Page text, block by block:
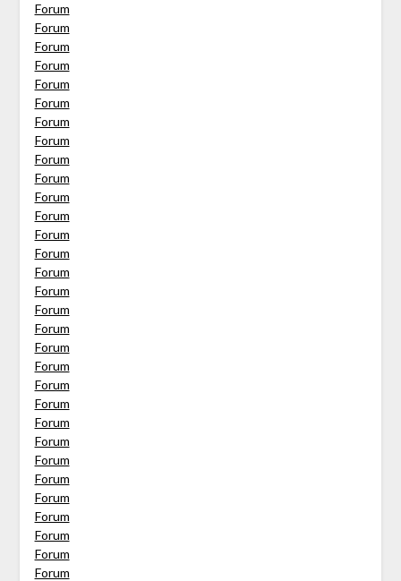
Forum
Forum
Forum
Forum
Forum
Forum
Forum
Forum
Forum
Forum
Forum
Forum
Forum
Forum
Forum
Forum
Forum
Forum
Forum
Forum
Forum
Forum
Forum
Forum
Forum
Forum
Forum
Forum
Forum
Forum
Forum